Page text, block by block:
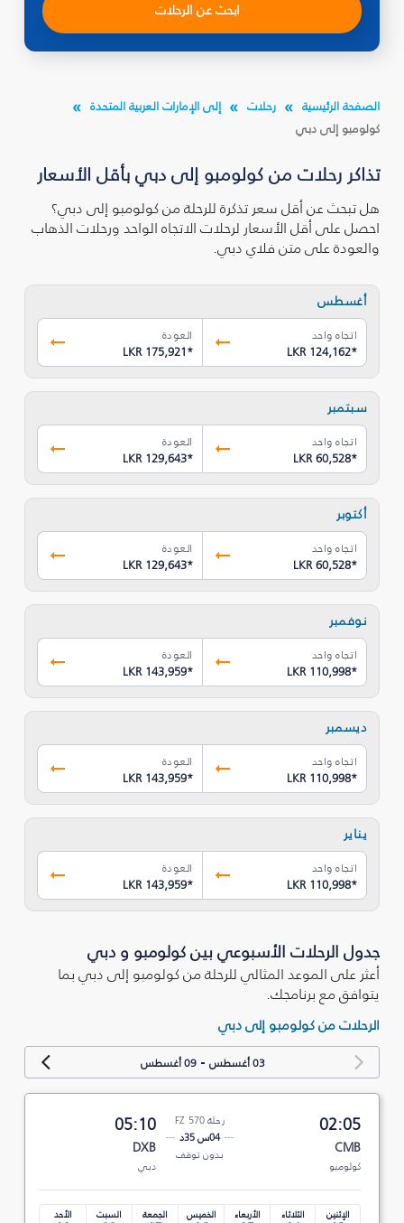
ابحث عن الرحلات
الصفحة الرئيسية رحلات
إلى الإمارات العربية المتحدة
كولومبو إلى دبي
تذاكر رحلات من كولومبو إلى دبي بأقل الأسعار
هل تبحث عن أقل سعر تذكرة للرحلة من كولومبو إلى دبي؟
احصل على أقل الأسعار لرحلات الاتجاه الواحد ورحلات الذهاب
والعودة على متن فلاي دبي.
أغسطس
اتجاه واحد
LKR 124,162*
العودة
LKR 175,921*
سبتمبر
اتجاه واحد
LKR 60,528*
العودة
LKR 129,643*
أكتوبر
اتجاه واحد
LKR 60,528*
العودة
LKR 129,643*
نوفمبر
اتجاه واحد
LKR 110,998*
العودة
LKR 143,959*
ديسمبر
اتجاه واحد
LKR 110,998*
العودة
LKR 143,959*
يناير
اتجاه واحد
LKR 110,998*
العودة
LKR 143,959*
جدول الرحلات الأسبوعي بين كولومبو و دبي
أعثر على الموعد المثالي للرحلة من كولومبو إلى دبي بما
يتوافق مع برنامجك.
الرحلات من كولومبو إلى دبي
03 أغسطس -09 أغسطس
02:05
CMB
كولومبو
رحلة FZ 570
04س 35د
بدون توقف
05:10
DXB
دبي
الإثنين الثلاثاء الأربعاء الخميس الجمعة السبت الأحد